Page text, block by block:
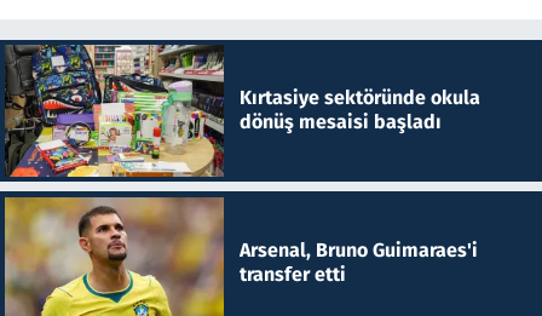
Kırtasiye sektöründe okula
dönüş mesaisi başladı
Arsenal, Bruno Guimaraes'i
transfer etti